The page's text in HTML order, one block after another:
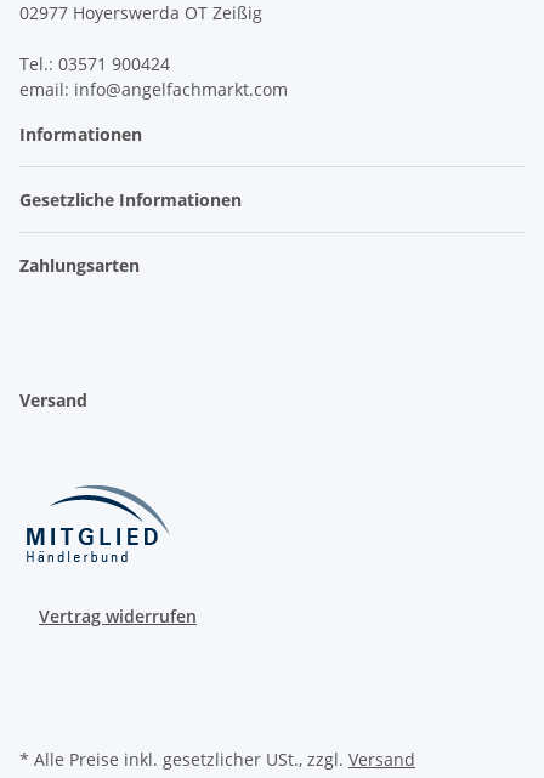
02977 Hoyerswerda OT Zeißig
Tel.: 03571 900424
email: info@angelfachmarkt.com
Informationen
Gesetzliche Informationen
Zahlungsarten
Versand
Vertrag widerrufen
* Alle Preise inkl. gesetzlicher USt., zzgl. Versand